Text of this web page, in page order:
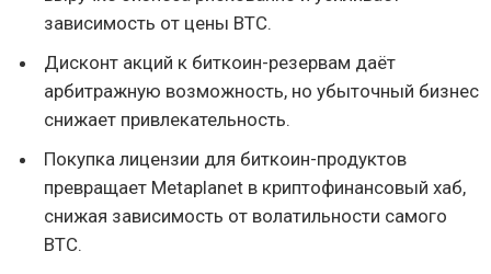
зависимость от цены BTC.
Дисконт акций к биткоин-резервам даёт
арбитражную возможность, но убыточный бизнес
снижает привлекательность.
Покупка лицензии для биткоин-продуктов
превращает Metaplanet в криптофинансовый хаб,
снижая зависимость от волатильности самого
BTC.